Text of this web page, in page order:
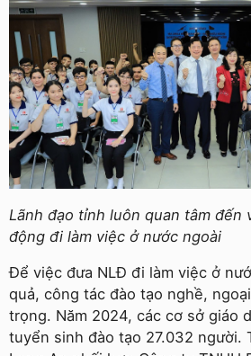
Lãnh đạo tỉnh luôn quan tâm đến
động đi làm việc ở nước ngoài
Để việc đưa NLĐ đi làm việc ở
quả, công tác đào tạo nghề,
trọng. Năm 2024, các cơ sở giáo
tuyển sinh đào tạo 27.032 người.